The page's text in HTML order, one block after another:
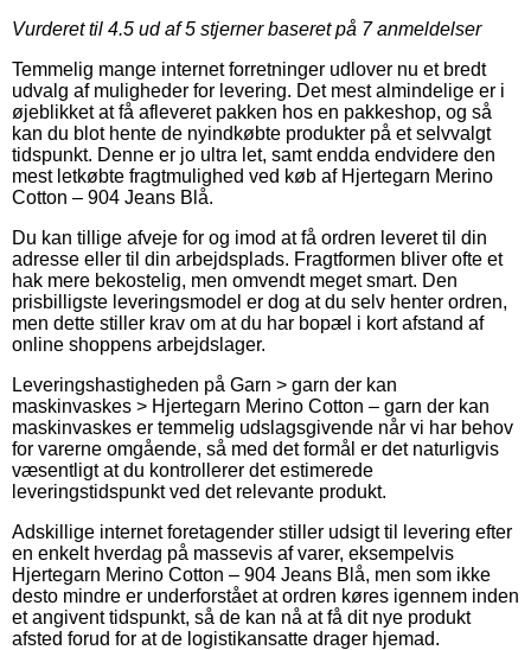
Vurderet til 4.5 ud af 5 stjerner baseret på 7anmeldelser
Temmelig mange internet forretninger udlover nu et bredt
udvalg af muligheder for levering. Det mest almindelige er i
øjeblikket at få afleveret pakken hos en pakkeshop, og så
kan du blot hente de nyindkøbte produkter på et selvvalgt
tidspunkt. Denne er jo ultra let, samt endda endvidere den
mest letkøbte fragtmulighed ved køb af Hjertegarn Merino
Cotton – 904 Jeans Blå.
Du kan tillige afveje for og imod at få ordren leveret til din
adresse eller til din arbejdsplads. Fragtformen bliver ofte et
hak mere bekostelig, men omvendt meget smart. Den
prisbilligste leveringsmodel er dog at du selv henter ordren,
men dette stiller krav om at du har bopæl i kort afstand af
online shoppens arbejdslager.
Leveringshastigheden på Garn > garn der kan
maskinvaskes > Hjertegarn Merino Cotton – garn der kan
maskinvaskes er temmelig udslagsgivende når vi har behov
for varerne omgående, så med det formål er det naturligvis
væsentligt at du kontrollerer det estimerede
leveringstidspunkt ved det relevante produkt.
Adskillige internet foretagender stiller udsigt til levering efter
en enkelt hverdag på massevis af varer, eksempelvis
Hjertegarn Merino Cotton – 904 Jeans Blå, men som ikke
desto mindre er underforstået at ordren køres igennem inden
et angivent tidspunkt, så de kan nå at få dit nye produkt
afsted forud for at de logistikansatte drager hjemad.